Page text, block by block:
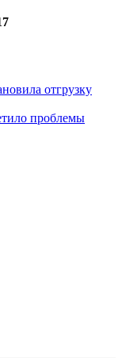
отгрузку
проблемы